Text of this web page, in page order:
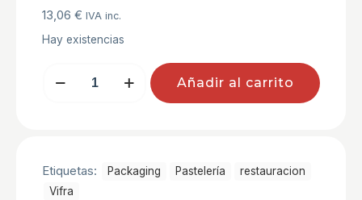
13,06 € IVA inc.
Hay existencias
CARTON
UDS
cantidad
Añadir al carrito
Etiquetas: Packaging Pastelerí­a
restauracion
Vifra